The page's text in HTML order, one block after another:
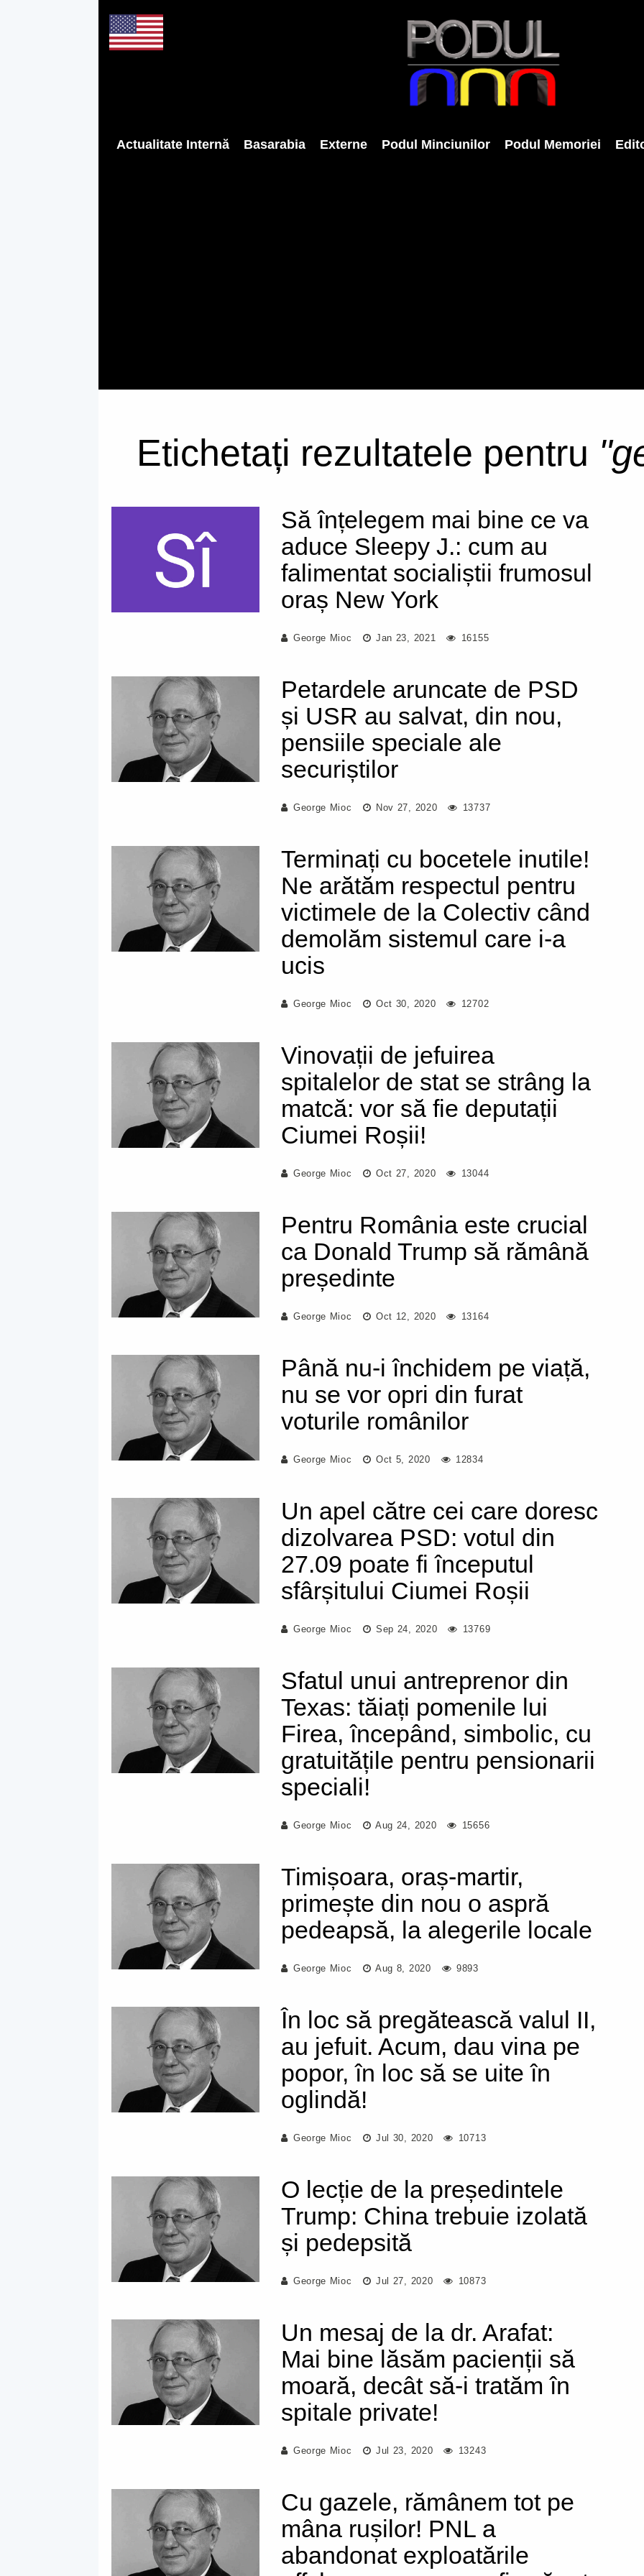
Actualitate Internă Basarabia Externe Podul Minciunilor Podul Memoriei
Etichetați rezultatele pentru
Să înțelegem mai bine ce va
aduce Sleepy J.: cum au
falimentat socialiștii frumosul
oraș New York
George Mioc Jan 23, 2021 16155
Petardele aruncate de PSD
și USR au salvat, din nou,
pensiile speciale ale
securiștilor
George Mioc Nov 27, 2020 13737
Terminați cu bocetele inutile!
Ne arătăm respectul pentru
victimele de la Colectiv când
demolăm sistemul care i-a
ucis
George Mioc Oct 30, 2020 12702
Vinovații de jefuirea
spitalelor de stat se strâng la
matcă: vor să fie deputații
Ciumei Roșii!
George Mioc Oct 27, 2020 13044
Pentru România este crucial
ca Donald Trump să rămână
președinte
George Mioc Oct 12, 2020 13164
Până nu-i închidem pe viață,
nu se vor opri din furat
voturile românilor
George Mioc Oct 5, 2020 12834
Un apel către cei care doresc
dizolvarea PSD: votul din
27.09 poate fi începutul
sfârșitului Ciumei Roșii
George Mioc Sep 24, 2020 13769
Sfatul unui antreprenor din
Texas: tăiați pomenile lui
Firea, începând, simbolic, cu
gratuitățile pentru pensionarii
speciali!
George Mioc Aug 24, 2020 15656
Timișoara, oraș-martir,
primește din nou o aspră
pedeapsă, la alegerile locale
George Mioc Aug 8, 2020 9893
În loc să pregătească valul II,
au jefuit. Acum, dau vina pe
popor, în loc să se uite în
oglindă!
George Mioc Jul 30, 2020 10713
O lecție de la președintele
Trump: China trebuie izolată
și pedepsită
George Mioc Jul 27, 2020 10873
Un mesaj de la dr. Arafat:
Mai bine lăsăm pacienții să
moară, decât să-i tratăm în
spitale private!
George Mioc Jul 23, 2020 13243
Cu gazele, rămânem tot pe
mâna rușilor! PNL a
abandonat exploatările